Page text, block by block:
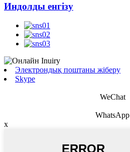
Индолды енгізу
Электрондық поштаны жіберу
Skype
WeChat
WhatsApp
x